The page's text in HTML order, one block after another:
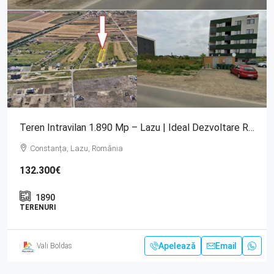
Teren Intravilan 1.890 Mp – Lazu | Ideal Dezvoltare Rezidențială
Constanța, Lazu, România
132.300€
1890
TERENURI
Vali Boldas Apelează Email